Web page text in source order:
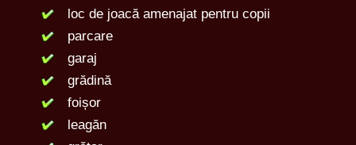
loc de joacă amenajat pentru copii
parcare
garaj
grădină
foișor
leagăn